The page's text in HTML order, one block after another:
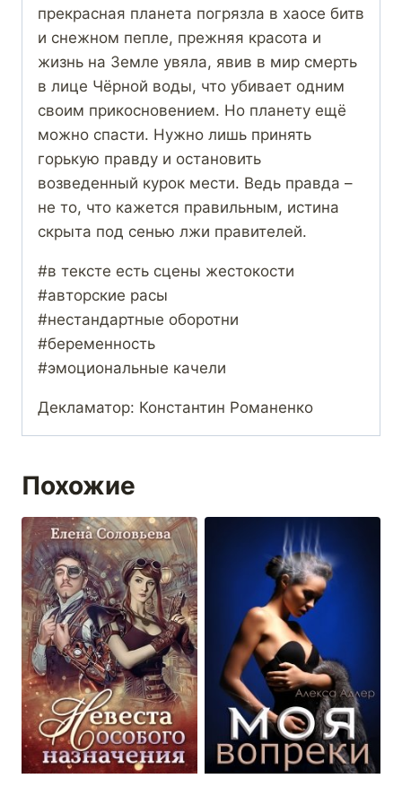
прекрасная планета погрязла в хаосе битв
и снежном пепле, прежняя красота и
жизнь на Земле увяла, явив в мир смерть
в лице Чёрной воды, что убивает одним
своим прикосновением. Но планету ещё
можно спасти. Нужно лишь принять
горькую правду и остановить
возведенный курок мести. Ведь правда –
не то, что кажется правильным, истина
скрыта под сенью лжи правителей.
#в тексте есть сцены жестокости
#авторские расы
#нестандартные оборотни
#беременность
#эмоциональные качели
Декламатор: Константин Романенко
Похожие